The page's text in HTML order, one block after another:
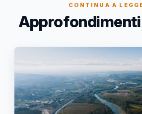
CONTINUA A